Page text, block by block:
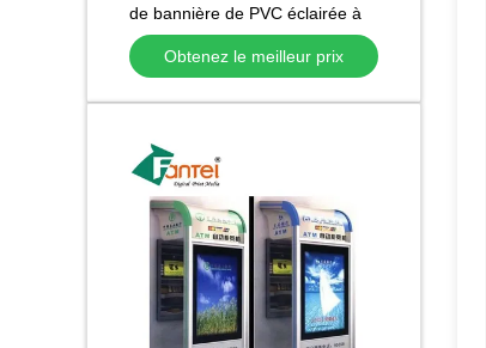
de bannière de PVC éclairée à
contre-jour par 510gsm bonne
Obtenez le meilleur prix